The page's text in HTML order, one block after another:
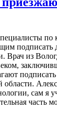
по
подписать
Врач из
области.
сам я
часть